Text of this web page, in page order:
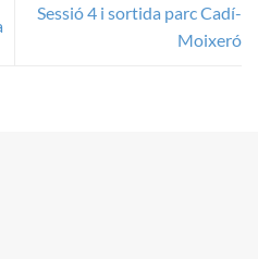
Sessió 4 i sortida parc Cadí-
Moixeró